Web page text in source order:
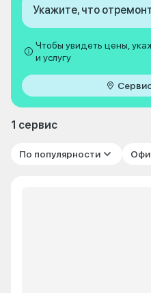
Укажите, что
Чтобы увидеть цены,
и услугу
1 сервис
По популярности